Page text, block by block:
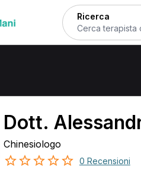
Ricerca
a Livorno
Dott.
Chinesiologo
0 Recensioni